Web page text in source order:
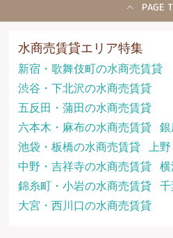
PAGE
水商売賃貸エリア特集
新宿・歌舞伎町の水商売賃貸
渋谷・下北沢の水商売賃貸
五反田・蒲田の水商売賃貸
六本木・麻布の水商売賃貸
銀
池袋・板橋の水商売賃貸
上
中野・吉祥寺の水商売賃貸
横
錦糸町・小岩の水商売賃貸
千
大宮・西川口の水商売賃貸